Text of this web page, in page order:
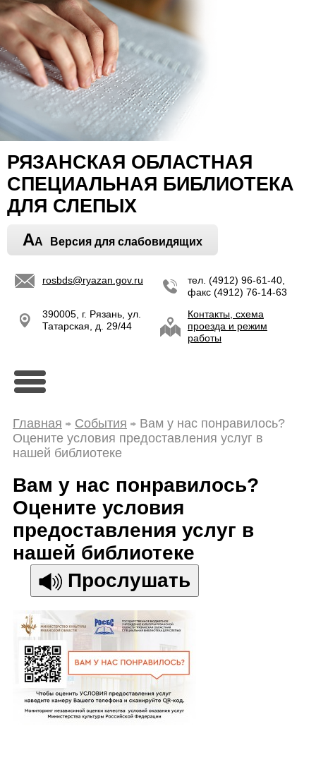
РЯЗАНСКАЯ ОБЛАСТНАЯ
СПЕЦИАЛЬНАЯ БИБЛИОТЕКА
ДЛЯ СЛЕПЫХ
AA Версия для слабовидящих
rosbds@ryazan.gov.ru
тел. (4912) 96-61-40,
факс (4912) 76-14-63
390005, г. Рязань, ул.
Татарская, д. 29/44
Контакты, схема
проезда и режим
работы
Главная События
Вам у нас понравилось?
Оцените условия предоставления услуг в
нашей библиотеке
Вам у нас понравилось?
Оцените условия
предоставления услуг в
нашей библиотеке
Прослушать